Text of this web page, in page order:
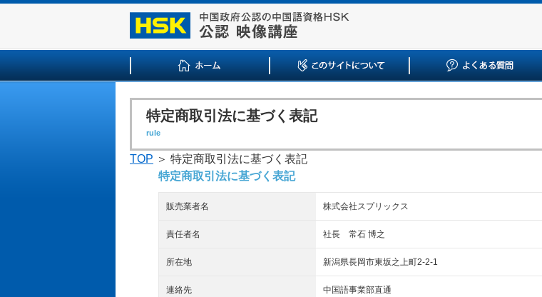
特定商取引法に基づく表記
rule
TOP ＞ 特定商取引法に基づく表記
特定商取引法に基づく表記
販売業者名 株式会社スプリックス
責任者名 社長 常石 博之
所在地 新潟県長岡市東坂之上町2-2-1
連絡先
中国語事業部直通